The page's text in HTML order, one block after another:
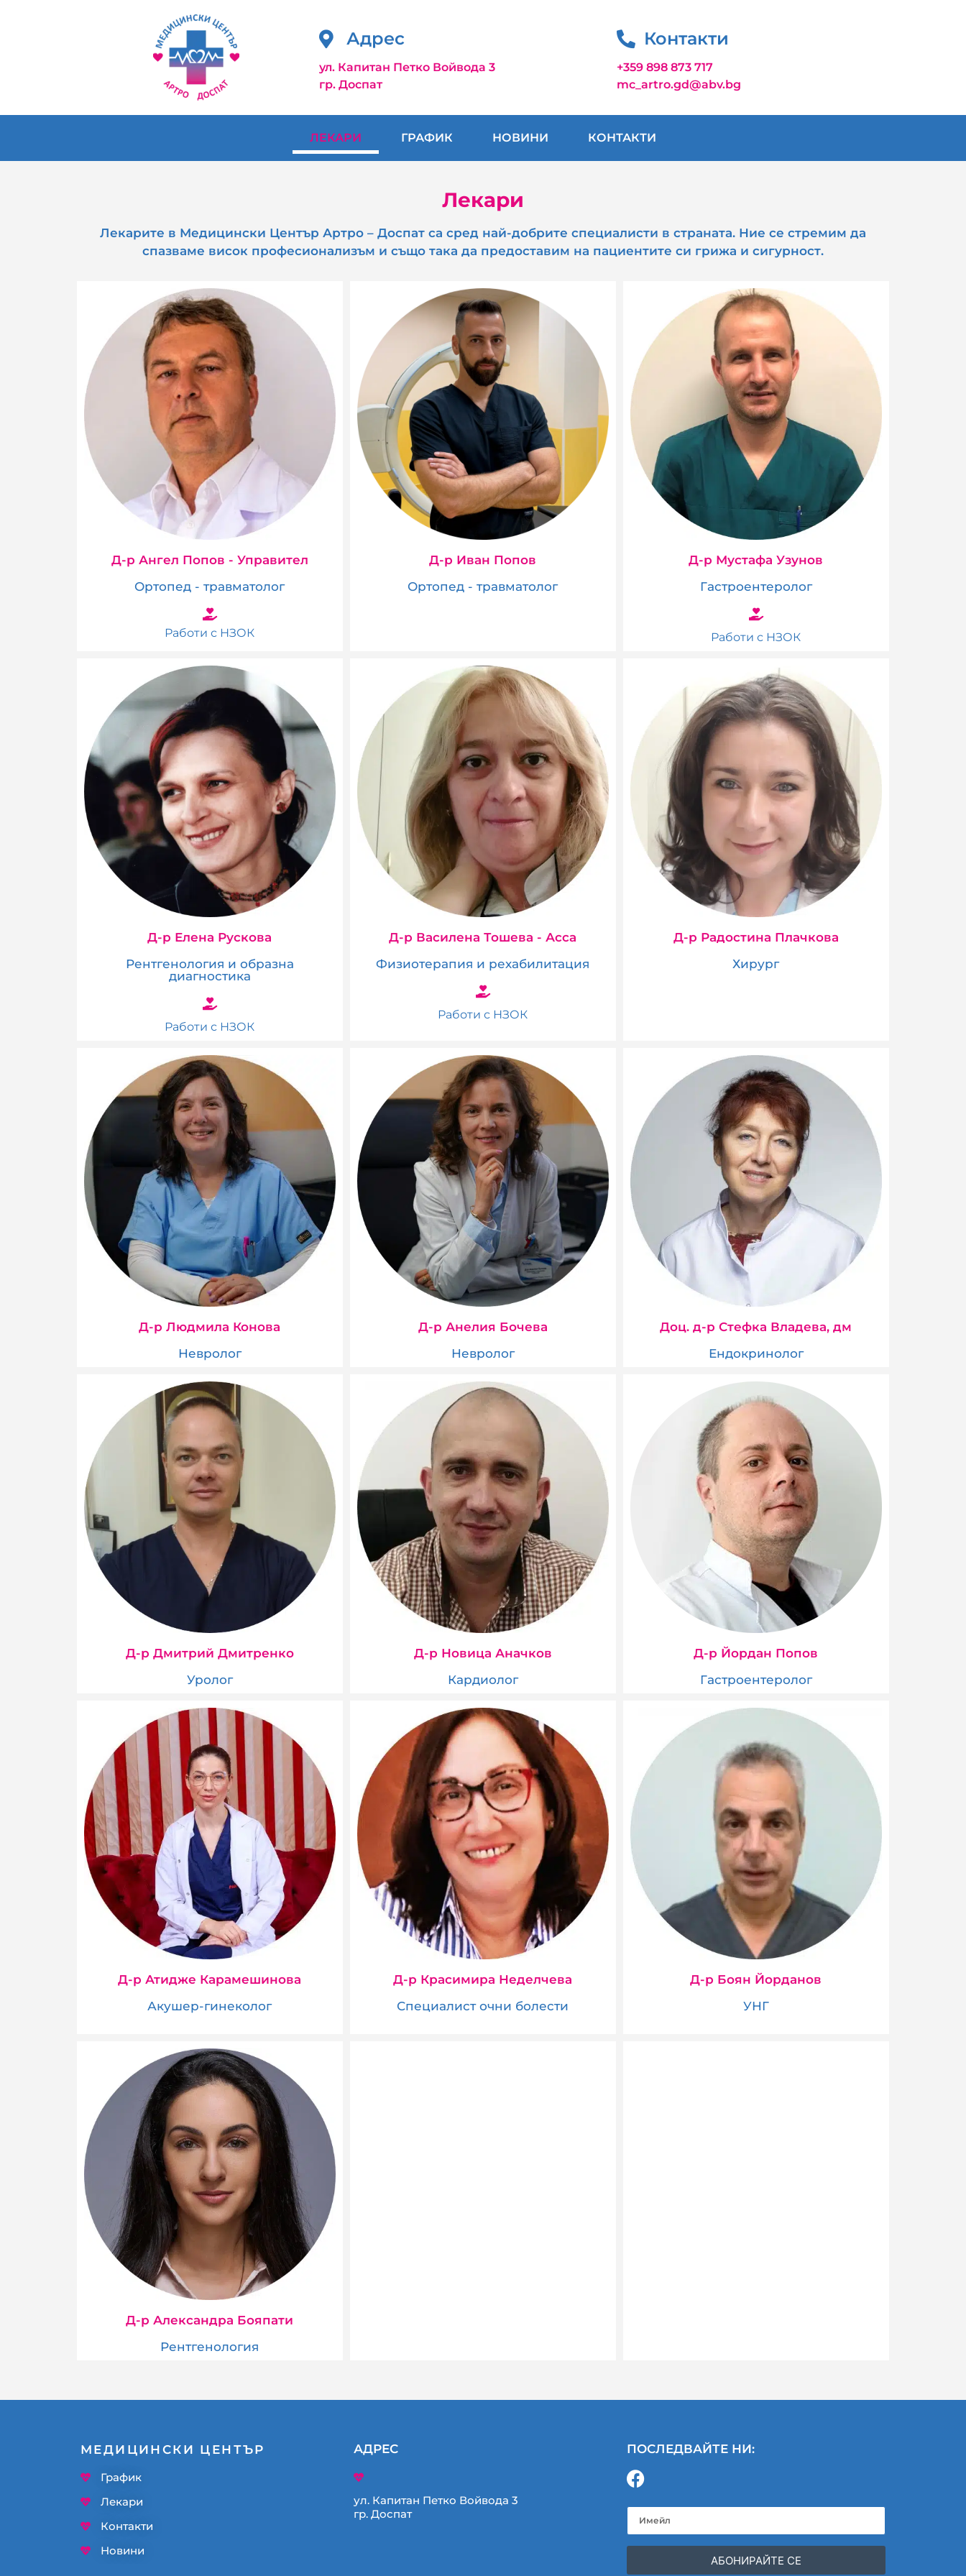
Адрес
ул. Капитан Петко Войвода 3
гр. Доспат
Контакти
+359 898 873 717
mc_artro.gd@abv.bg
ЛЕКАРИ ГРАФИК НОВИНИ КОНТАКТИ
Лекари
Лекарите в Медицински Център Артро – Доспат са сред най-добрите специалисти в страната. Ние се стремим да
спазваме висок професионализъм и също така да предоставим на пациентите си грижа и сигурност.
Д-р Ангел Попов - Управител
Ортопед - травматолог
Работи с НЗОК
Д-р Иван Попов
Ортопед - травматолог
Д-р Мустафа Узунов
Гастроентеролог
Работи с НЗОК
Д-р Елена Рускова
Рентгенология и образна
диагностика
Работи с НЗОК
Д-р Василена Тошева - Асса
Физиотерапия и рехабилитация
Работи с НЗОК
Д-р Радостина Плачкова
Хирург
Д-р Людмила Конова
Невролог​
Д-р Анелия Бочева
Невролог​
Доц. д-р Стефка Владева, дм
Ендокринолог
Д-р Дмитрий Дмитренко
Уролог
Д-р Новица Аначков
Кардиолог
Д-р Йордан Попов
Гастроентеролог
Д-р Атидже Карамешинова
Акушер-гинеколог
Д-р Красимира Неделчева
Специалист очни болести
Д-р Боян Йорданов
УНГ
Д-р Александра Бояпати
Рентгенология
МЕДИЦИНСКИ ЦЕНТЪР
График
Лекари
Контакти
Новини
АДРЕС
ул. Капитан Петко Войвода 3
гр. Доспат
ПОСЛЕДВАЙТЕ НИ:
АБОНИРАЙТЕ СЕ